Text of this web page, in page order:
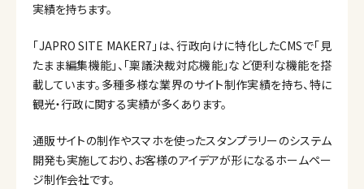
実績を持ちます。
「JAPRO SITE MAKER7」は、行政向けに特化したCMSで「見
たまま編集機能」、「稟議決裁対応機能」など便利な機能を搭
載しています。多種多様な業界のサイト制作実績を持ち、特に
観光・行政に関する実績が多くあります。
通販サイトの制作やスマホを使ったスタンプラリーのシステム
開発も実施しており、お客様のアイデアが形になるホームペー
ジ制作会社です。